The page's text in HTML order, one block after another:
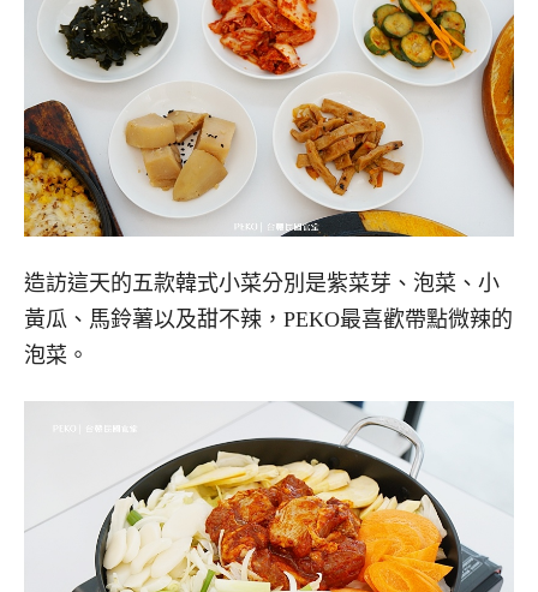
造訪這天的五款韓式小菜分別是紫菜芽、泡菜、小
黃瓜、馬鈴薯以及甜不辣，PEKO最喜歡帶點微辣的
泡菜。